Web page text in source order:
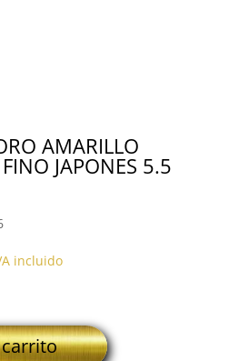
AMARILLO
JAPONES 5.5
incluido